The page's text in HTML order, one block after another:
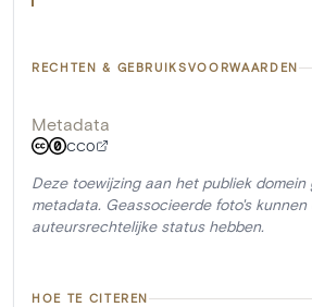
RECHTEN & GEBRUIKSVOORWAARDEN
Metadata
CC0
Deze toewijzing aan het publiek
metadata. Geassocieerde foto's
auteursrechtelijke status hebben.
HOE TE CITEREN